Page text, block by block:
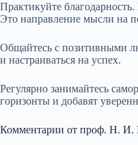
Практикуйте
Это направление мысли на
Общайтесь с позитивными
и настраиваться на успех.
Регулярно занимайтесь
горизонты и добавят
Комментарии от проф. Н. И.